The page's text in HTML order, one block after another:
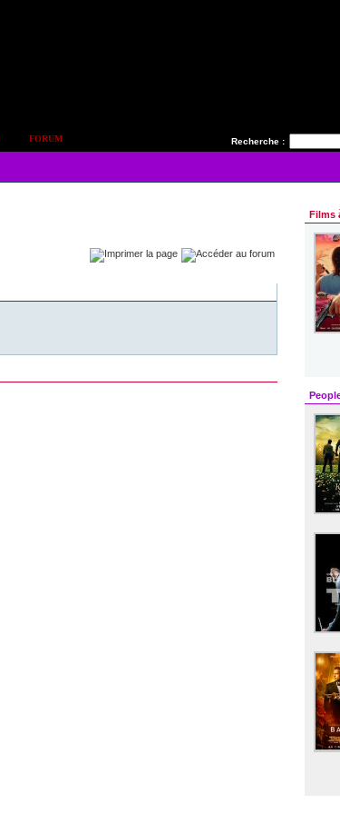
Recherche :
FORUM
Films